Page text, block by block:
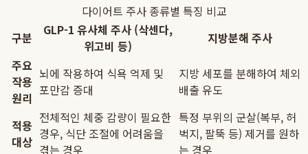
다이어트 주사 종류별 특징 비교
구분
GLP-1 유사체 주사 (삭센다,
위고비 등)
지방분해 주사
주요
작용
원리
뇌에 작용하여 식욕 억제 및
포만감 증대
지방 세포를 분해하여 체외
배출 유도
적용
대상
전체적인 체중 감량이 필요한
경우, 식단 조절에 어려움을
겪는 경우
특정 부위의 군살(복부, 허
벅지, 팔뚝 등) 제거를 원하
는 경우